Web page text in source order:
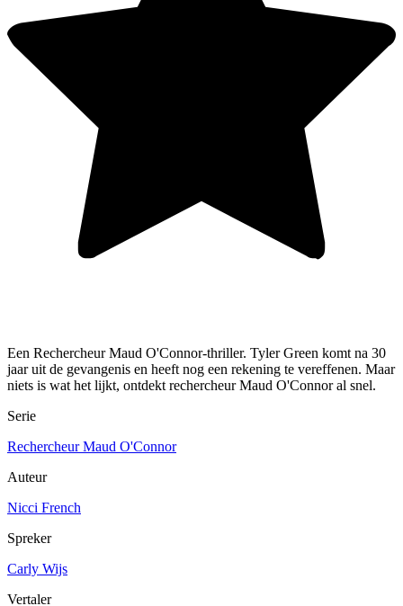
Een Rechercheur Maud O'Connor-thriller. Tyler Green komt na 30
jaar uit de gevangenis en heeft nog een rekening te vereffenen. Maar
niets is wat het lijkt, ontdekt rechercheur Maud O'Connor al snel.
Serie
Rechercheur Maud O'Connor
Auteur
Nicci French
Spreker
Carly Wijs
Vertaler